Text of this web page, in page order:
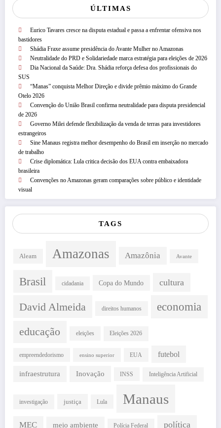
ÚLTIMAS
Eurico Tavares cresce na disputa estadual e passa a enfrentar ofensiva nos
bastidores
Shádia Fraxe assume presidência do Avante Mulher no Amazonas
Neutralidade do PRD e Solidariedade marca estratégia para eleições de 2026
Dia Nacional da Saúde: Dra. Shádia reforça defesa dos profissionais do
SUS
“Manas” conquista Melhor Direção e divide prêmio máximo do Grande
Otelo 2026
Convenção do União Brasil confirma neutralidade para disputa presidencial
de 2026
Governo Milei defende flexibilização da venda de terras para investidores
estrangeiros
Sine Manaus registra melhor desempenho do Brasil em inserção no mercado
de trabalho
Crise diplomática: Lula critica decisão dos EUA contra embaixadora
brasileira
Convenções no Amazonas geram comparações sobre público e identidade
visual
TAGS
Aleam Amazonas Amazônia Avante
Brasil cidadania Copa do Mundo cultura
David Almeida direitos humanos economia
educação eleições Eleições 2026
empreendedorismo ensino superior EUA futebol
infraestrutura Inovação INSS Inteligência Artificial
investigação justiça Lula Manaus
MEC meio ambiente Polícia Federal política